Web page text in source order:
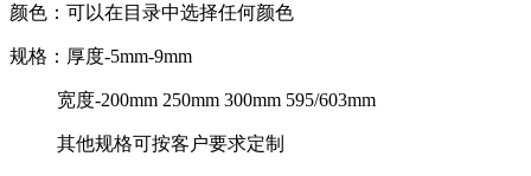
颜色：可以在目录中选择任何颜色
规格：厚度-5mm-9mm
宽度-200mm 250mm 300mm 595/603mm
其他规格可按客户要求定制